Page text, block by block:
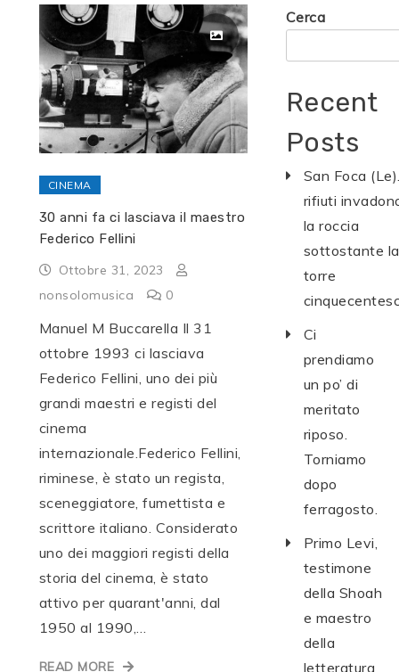
CINEMA
30 anni fa ci lasciava il maestro
Federico Fellini
Ottobre 31, 2023
nonsolomusica
0
Manuel M Buccarella Il 31
ottobre 1993 ci lasciava
Federico Fellini, uno dei più
grandi maestri e registi del
cinema
internazionale.Federico Fellini,
riminese, è stato un regista,
sceneggiatore, fumettista e
scrittore italiano. Considerato
uno dei maggiori registi della
storia del cinema, è stato
attivo per quarant'anni, dal
1950 al 1990,…
READ MORE
Cerca
Recent
Posts
San Foca
rifiuti
la roccia
sottostante la
torre
Ci
prendiamo
un po’ di
meritato
riposo.
Torniamo
dopo
ferragosto.
Primo Levi,
testimone
della Shoah
e maestro
della
letteratura